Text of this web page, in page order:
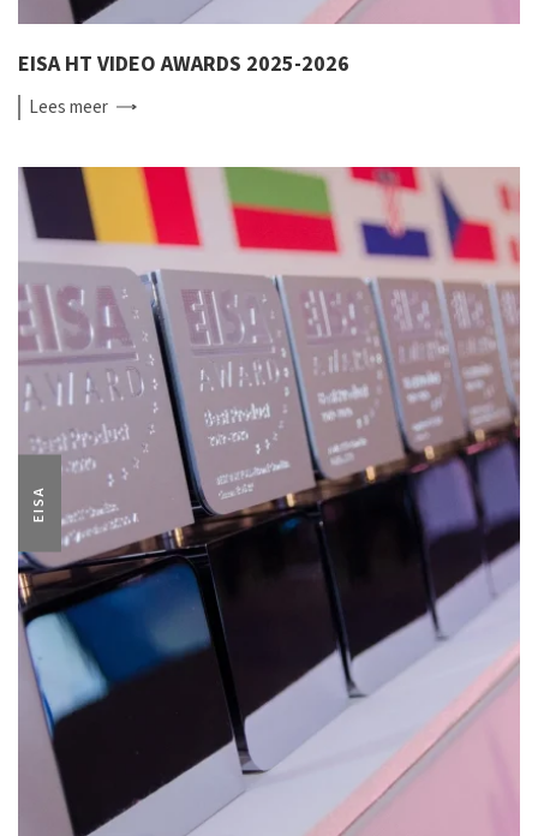
EISA HT VIDEO AWARDS 2025-2026
Leesmeer
EISA